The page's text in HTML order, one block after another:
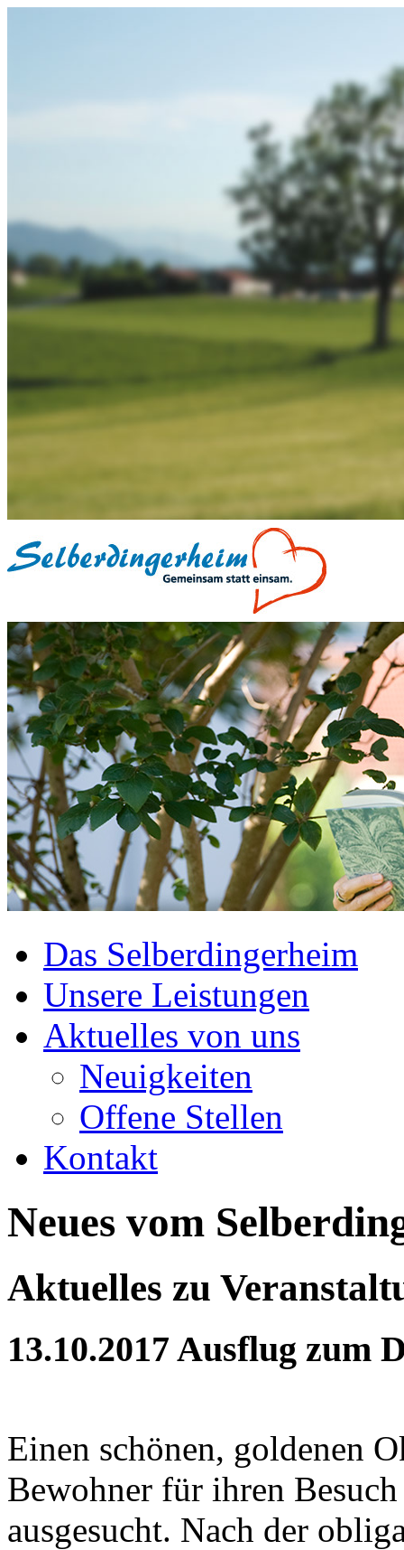
Das Selberdingerheim
Unsere Leistungen
Aktuelles von uns
Neuigkeiten
Offene Stellen
Kontakt
Neues vom
Aktuelles zu
13.10.2017 Ausflug zum
Einen schönen, goldenen
Bewohner für ihren
ausgesucht. Nach der